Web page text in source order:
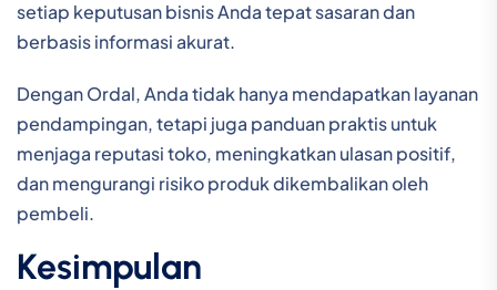
setiap keputusan bisnis Anda tepat sasaran dan
berbasis informasi akurat.
Dengan Ordal, Anda tidak hanya mendapatkan layanan
pendampingan, tetapi juga panduan praktis untuk
menjaga reputasi toko, meningkatkan ulasan positif,
dan mengurangi risiko produk dikembalikan oleh
pembeli.
Kesimpulan